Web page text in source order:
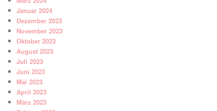
Januar 2024
Dezember 2023
November 2023
Oktober 2023
August 2023
Juli 2023
Juni 2023
Mai 2023
April 2023
März 2023